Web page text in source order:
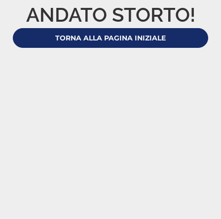
ANDATO STORTO!
TORNA ALLA PAGINA INIZIALE